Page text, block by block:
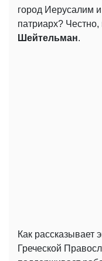
город Иерусалим и
патриарх?
Шейтельман.
Как рассказывает
Греческой